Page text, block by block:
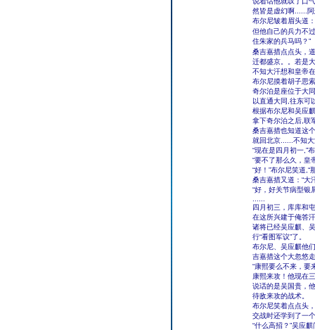
然皆是虚幻啊......
布尔尼皱着眉头道
但他自己的兵力不
住朱家的兵马吗？”
桑吉嘉措点点头，
迁都盛京。。若是
不知大汗想和皇帝
布尔尼摸着胡子思
奇尔泊是座位于大
以直通大同,往东可
根据布尔尼和吴应
拿下奇尔泊之后,联
桑吉嘉措也知道这
就回北京......不知
“现在是四月初一,”
“要不了那么久，皇
“好！”布尔尼笑道,“
桑吉嘉措又道：“大
“好，好关节病型银
四月初三，库库和
在这所兴建于俺答
诸将已经吴应麒、
行“看图军议”了。
布尔尼、吴应麒他
吉嘉措这个大忽悠
“康熙要么不来，要
康熙来攻！他现在
说话的是吴国贵，
待敌来攻的战术。
布尔尼笑着点点头
交战时还学到了一
“什么高招？”吴应麒